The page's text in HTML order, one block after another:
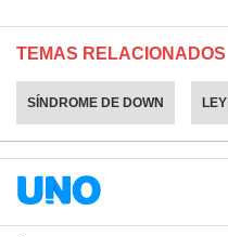
TEMAS RELACIONADOS
SÍNDROME DE DOWN